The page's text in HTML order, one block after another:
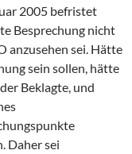
2005 befristet
Besprechung nicht
anzusehen sei. Hätte
sein sollen, hätte
Beklagte, und
Daher sei